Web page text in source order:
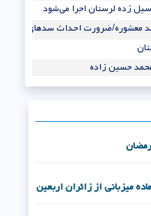
زده لرستان اجرا می‌شود
معشوره/ضرورت احداث سدهای چولهول و
حسین زاده
شد